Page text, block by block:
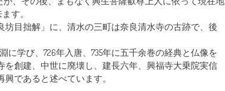
す。
坊目拙解」に、清水の三町は奈良清水寺の古跡で、後
学び、726年入唐、735年に五千余巻の経典と仏像を
創建、中世に廃壊し、建長六年、興福寺大乗院実信
であると述べています。